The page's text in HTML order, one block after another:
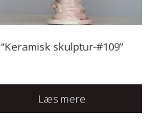
“Keramisk skulptur-#109”
Læs mere